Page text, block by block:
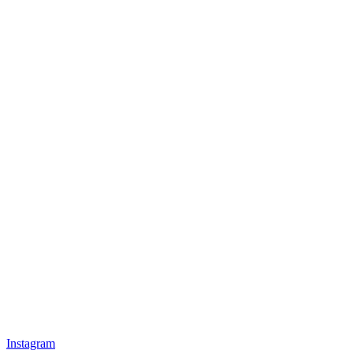
Instagram